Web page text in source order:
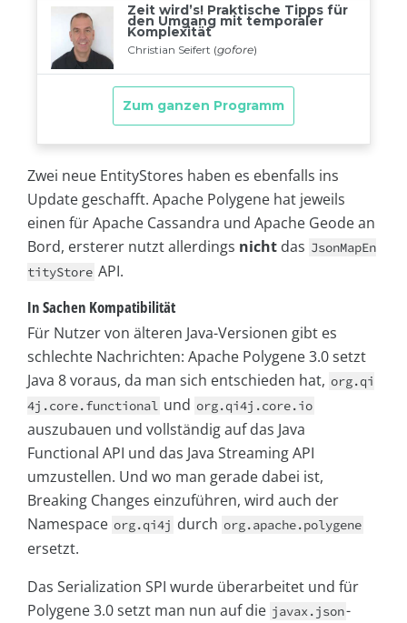
Zwei neue EntityStores haben es ebenfalls ins
Update geschafft. Apache Polygene hat jeweils
einen für Apache Cassandra und Apache Geode an
Bord, ersterer nutzt allerdings nicht das JsonMapEn
tityStore API.
In Sachen Kompatibilität
Für Nutzer von älteren Java-Versionen gibt es
schlechte Nachrichten: Apache Polygene 3.0 setzt
Java 8 voraus, da man sich entschieden hat, org.qi
4j.core.functional und org.qi4j.core.io
auszubauen und vollständig auf das Java
Functional API und das Java Streaming API
umzustellen. Und wo man gerade dabei ist,
Breaking Changes einzuführen, wird auch der
Namespace org.qi4j durch org.apache.polygene
ersetzt.
Das Serialization SPI wurde überarbeitet und für
Polygene 3.0 setzt man nun auf die javax.json-